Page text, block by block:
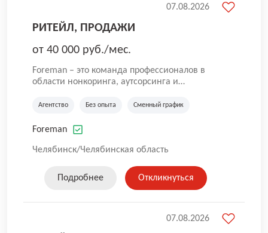
РИТЕЙЛ, ПРОДАЖИ
от 40 000 руб./мес.
Foreman – это команда профессионалов в
области нонкоринга, аутсорсинга и
Компаниям и их Руководителям
которых задействованы люди, и тем самым
всей России. В работе нашей компании
Если вы не нашли подходящую вакансию, то
все равно можете прислать свое резюме и
Агентство Без опыта Сменный график
Foreman
Челябинск/Челябинская область
07.08.2026
Подробнее Откликнуться
07.08.2026